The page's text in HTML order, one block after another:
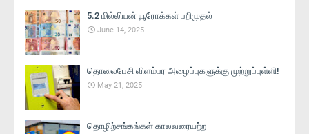
5.2 மில்லியன் யூரோக்கள் பறிமுதல்
June 14, 2025
தொலைபேசி விளம்பர அழைப்புகளுக்கு முற்றுப்புள்ளி!
May 21, 2025
தொழிற்சங்கங்கள் காலவரையற்ற